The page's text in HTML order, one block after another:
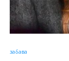
забава